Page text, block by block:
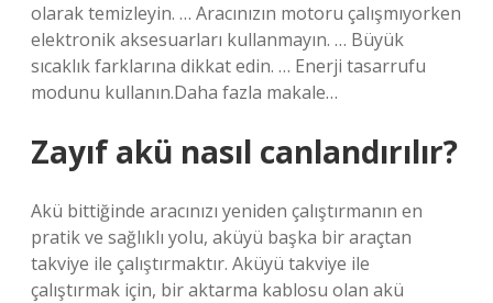
olarak temizleyin. … Aracınızın motoru çalışmıyorken
elektronik aksesuarları kullanmayın. … Büyük
sıcaklık farklarına dikkat edin. … Enerji tasarrufu
modunu kullanın.Daha fazla makale…
Zayıf akü nasıl canlandırılır?
Akü bittiğinde aracınızı yeniden çalıştırmanın en
pratik ve sağlıklı yolu, aküyü başka bir araçtan
takviye ile çalıştırmaktır. Aküyü takviye ile
çalıştırmak için, bir aktarma kablosu olan akü